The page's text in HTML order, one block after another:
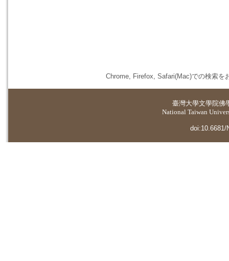
Chrome, Firefox, Safari(Mac)での検索を
臺灣大學文學院佛
National Taiwan
doi:10.6681/